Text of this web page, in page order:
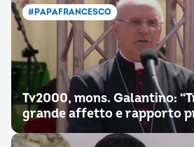
#PAPAFRANCESCO
Tv2000, mons. Galantino:
grande affetto e rapporto